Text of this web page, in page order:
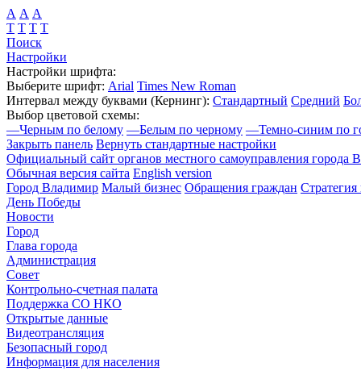
А А А
Т Т Т Т
Поиск
Настройки
Настройки шрифта:
Выберите шрифт: Arial Times New Roman
Интервал между буквами (Кернинг): Стандартный Средний
Выбор цветовой схемы:
—Черным по белому —Белым по черному —Темно-синим по
Закрыть панель Вернуть стандартные настройки
Официальный сайт органов местного самоуправления города
Обычная версия сайта English version
Город Владимир Малый бизнес Обращения граждан Стратегия
День Победы
Новости
Город
Глава города
Администрация
Совет
Контрольно-счетная палата
Поддержка СО НКО
Открытые данные
Видеотрансляция
Безопасный город
Информация для населения